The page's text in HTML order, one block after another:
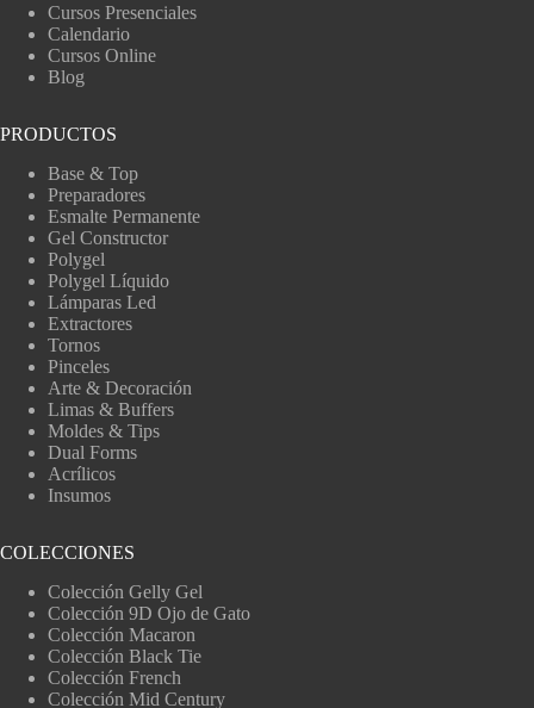
Cursos Presenciales
Calendario
Cursos Online
Blog
PRODUCTOS
Base & Top
Preparadores
Esmalte Permanente
Gel Constructor
Polygel
Polygel Líquido
Lámparas Led
Extractores
Tornos
Pinceles
Arte & Decoración
Limas & Buffers
Moldes & Tips
Dual Forms
Acrílicos
Insumos
COLECCIONES
Colección Gelly Gel
Colección 9D Ojo de Gato
Colección Macaron
Colección Black Tie
Colección French
Colección Mid Century